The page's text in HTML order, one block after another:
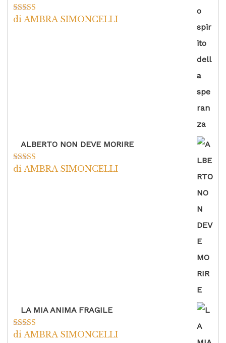
Valutato5su
di AMBRA SIMONCELLI
ALBERTO NON DEVE MORIRE
Valutato5su
di AMBRA SIMONCELLI
LA MIA ANIMA FRAGILE
Valutato5su
di AMBRA SIMONCELLI